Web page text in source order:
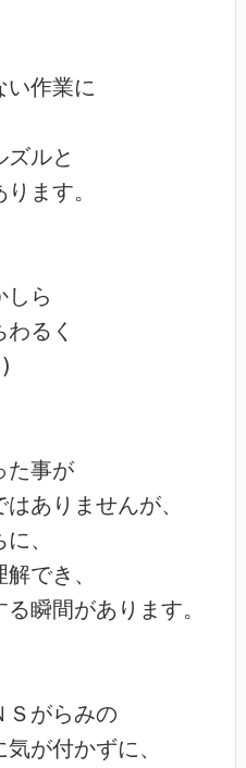
い作業に
ルと
ます。
しら
るく
た事が
ありませんが、
、
でき、
瞬間があります。
Ｓがらみの
が付かずに、